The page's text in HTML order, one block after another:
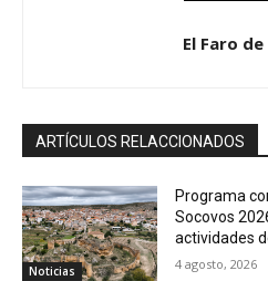
El Faro
ARTÍCULOS RELACCIONADOS
Noticias
Programa
Socovos
actividades
4 agosto, 2026